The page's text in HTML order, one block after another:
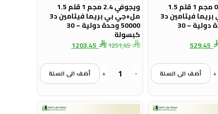
ويجوفي 0.5 مجم 1 قلم 1.5
مل+جي بي بريما فيتامين د3
50000 وحدة دولية – 30
529,45
+ أضف الى السلة
ويجوفي 2.4 مجم 1 قلم 1.5
مل+جي بي بريما فيتامين د3
50000 وحدة دولية – 30
كبسولة
1251,45
1203,45
-
+ أضف الى السلة